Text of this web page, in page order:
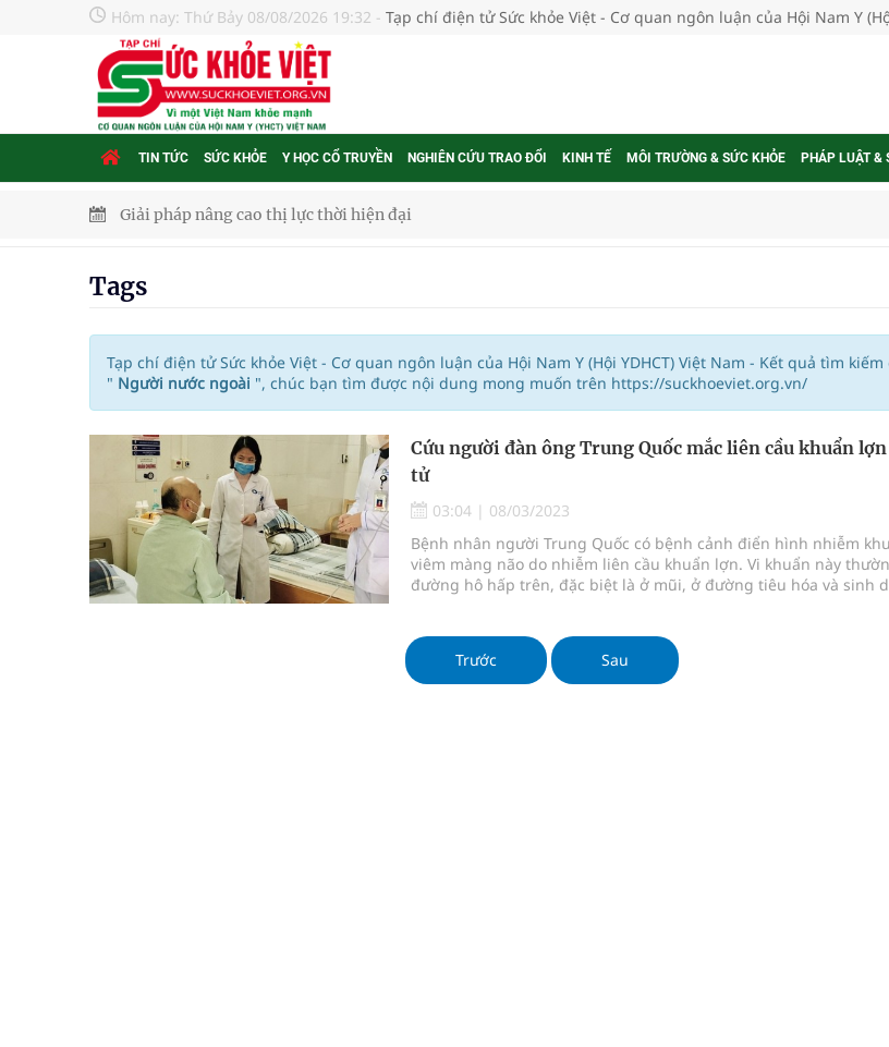
Hôm nay: Thứ Bảy 08/08/2026 19:32 - Tạp chí điện tử Sức khỏe Việt - Cơ quan ngôn luận của Hội Nam Y
TIN TỨC SỨC KHỎE Y HỌC CỔ TRUYỀN NGHIÊN CỨU TRAO ĐỔI KINH TẾ MÔI TRƯỜNG & SỨC KHỎE PHÁP LUẬT &
Giải pháp nâng cao thị lực thời hiện đại
Dự báo thời tiết ngày 08/8/2026: Bắc Bộ nắng nóng, nhiệt độ cao nhất 35 độ
Đắk Lắk: Đẩy nhanh tiến độ khám sức khỏe định kỳ, khám sàng lọc cho người dân
Tổng hợp những cách trị thâm body nách, bẹn, mông cực hiệu quả
Tỷ lệ tật khúc xạ ở trẻ gia tăng: Khuyến nghị của chuyên gia
Nhiều lợi thế để nâng chất lượng y tế
Vương Thành Công: Khi việc học bắt đầu từ trải nghiệm thực tế
Tầm soát sớm ung thư vú giúp cứu sống hàng nghìn phụ nữ mỗi năm
Tags
Tạp chí điện tử Sức khỏe Việt - Cơ quan ngôn luận của Hội Nam Y (Hội YDHCT) Việt Nam - Kết quả tìm
" Người nước ngoài ", chúc bạn tìm được nội dung mong muốn trên https://suckhoeviet.org.vn/
Cứu người đàn ông Trung Quốc mắc liên cầu khuẩn
tử
03:04 | 08/03/2023
Bệnh nhân người Trung Quốc có bệnh cảnh điển hình nhiễm
viêm màng não do nhiễm liên cầu khuẩn lợn. Vi khuẩn này
đường hô hấp trên, đặc biệt là ở mũi, ở đường tiêu hóa và sinh
Trước Sau